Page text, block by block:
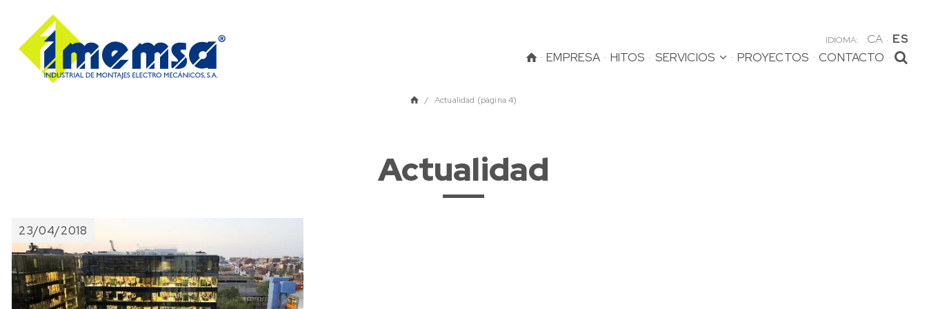
IDIOMA: CA
ES
EMPRESA
HITOS SERVICIOS PROYECTOS
CONTACTO
InicioActualidad (página 4)
Actualidad
23/04/2018